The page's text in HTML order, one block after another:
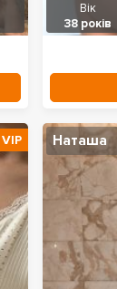
Вік
38 років
VIP Наташа